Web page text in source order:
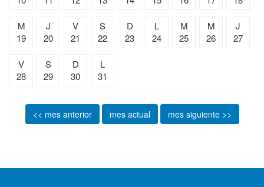
M
19
J
20
V
21
S
22
D
23
L
24
M
25
M
26
J
27
V
28
S
29
D
30
L
31
<< mes anterior mes actual mes siguiente >>